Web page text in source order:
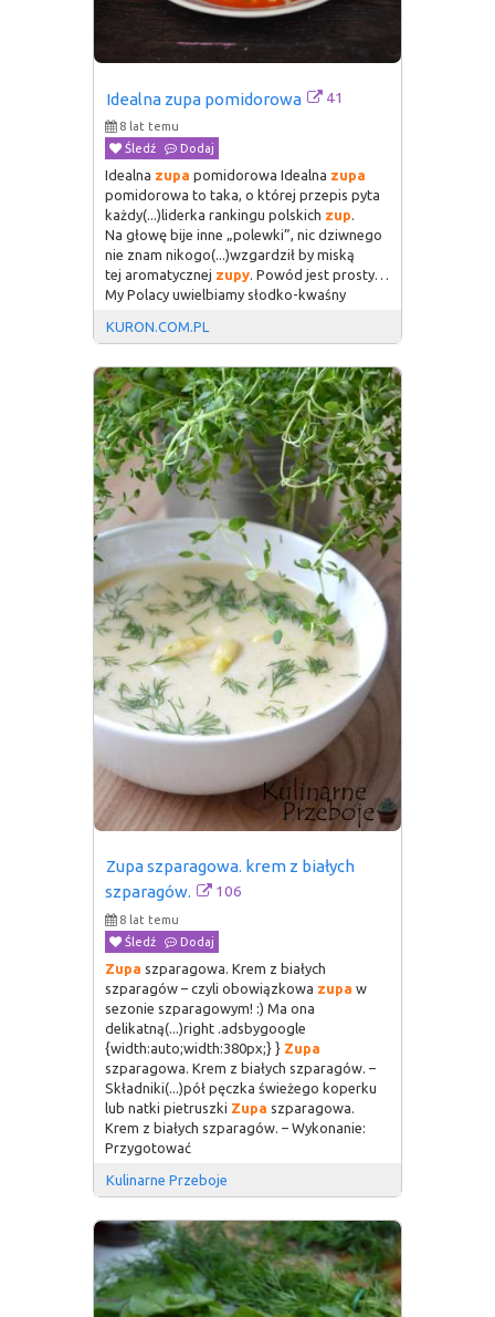
Idealna zupa pomidorowa 41
8 lat temu
Śledź
Dodaj
Idealna zupa pomidorowa Idealna zupa
pomidorowa to taka, o której przepis pyta
każdy(...)liderka rankingu polskich zup.
Na głowę bije inne „polewki”, nic dziwnego
nie znam nikogo(...)wzgardził by miską
tej aromatycznej zupy. Powód jest prosty…
My Polacy uwielbiamy słodko-kwaśny
KURON.COM.PL
Zupa szparagowa. krem z białych
szparagów.
106
8 lat temu
Śledź
Dodaj
Zupa szparagowa. Krem z białych
szparagów – czyli obowiązkowa zupa w
sezonie szparagowym! :) Ma ona
delikatną(...)right .adsbygoogle
{width:auto;width:380px;} } Zupa
szparagowa. Krem z białych szparagów. –
Składniki(...)pół pęczka świeżego koperku
lub natki pietruszki Zupa szparagowa.
Krem z białych szparagów. – Wykonanie:
Przygotować
Kulinarne Przeboje